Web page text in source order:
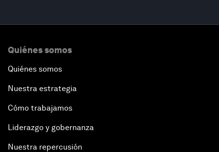
Quiénes somos
Quiénes somos
Nuestra estrategia
Cómo trabajamos
Liderazgo y gobernanza
Nuestra repercusión